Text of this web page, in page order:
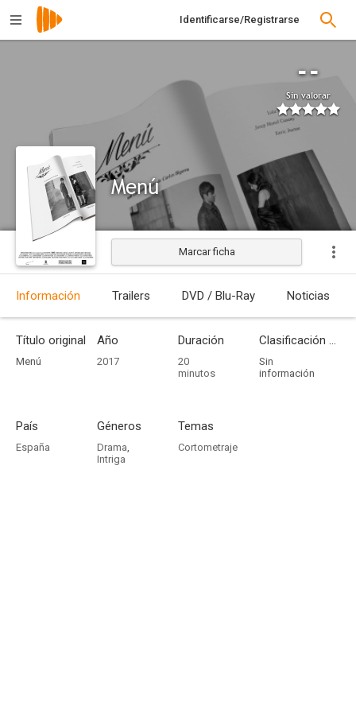
Identificarse/Registrarse
--
Sin valorar
Menú
Estrenada
Marcar ficha
Información Trailers DVD / Blu-Ray Noticias
Título original
Menú
Año
2017
Duración
20
minutos
Clasificación por edades
Sin
información
País
España
Géneros
Drama,
Intriga
Temas
Cortometraje